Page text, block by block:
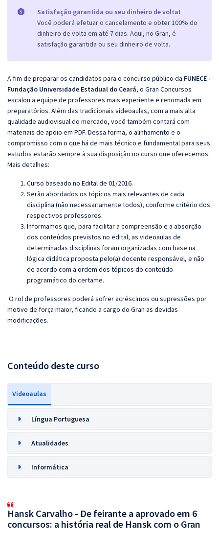
Satisfação garantida ou seu dinheiro de volta!
Você poderá efetuar o cancelamento e obter 100% do
dinheiro de volta em até 7 dias. Aqui, no Gran, é
satisfação garantida ou seu dinheiro de volta.
A fim de preparar os candidatos para o concurso público da FUNECE -
Fundação Universidade Estadual do Ceará, o Gran Concursos
escalou a equipe de professores mais experiente e renomada em
preparatórios. Além das tradicionais videoaulas, com a mais alta
qualidade audiovisual do mercado, você também contará com
materiais de apoio em PDF. Dessa forma, o alinhamento e o
compromisso com o que há de mais técnico e fundamental para seus
estudos estarão sempre à sua disposição no curso que oferecemos.
Mais detalhes:
Curso baseado no Edital de 01/2016.
Serão abordados os tópicos mais relevantes de cada
disciplina (não necessariamente todos), conforme critério dos
respectivos professores.
Informamos que, para facilitar a compreensão e a absorção
dos conteúdos previstos no edital, as videoaulas de
determinadas disciplinas foram organizadas com base na
lógica didática proposta pelo(a) docente responsável, e não
de acordo com a ordem dos tópicos do conteúdo
programático do certame.
O rol de professores poderá sofrer acréscimos ou supressões por
motivo de força maior, ficando a cargo do Gran as devidas
modificações.
Conteúdo deste curso
Videoaulas
Língua Portuguesa
Atualidades
Informática
Hansk Carvalho - De feirante a aprovado em 6
concursos: a história real de Hansk com o Gran